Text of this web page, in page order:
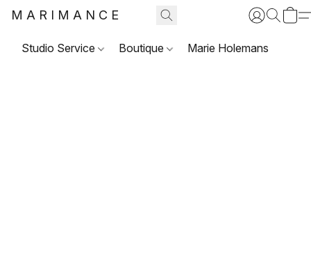
MARIMANCE
Studio Service Boutique Marie Holemans